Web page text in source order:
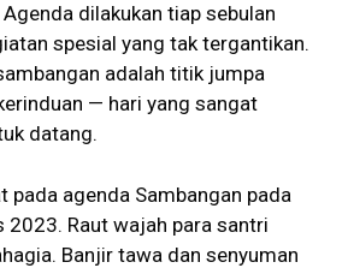
dilakukan tiap sebulan
spesial yang tak tergantikan.
adalah titik jumpa
— hari yang sangat
datang.
pada agenda Sambangan pada
2023. Raut wajah para santri
Banjir tawa dan senyuman